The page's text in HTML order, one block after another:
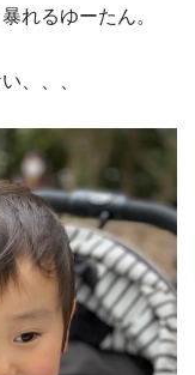
れるゆーたん。
、、、